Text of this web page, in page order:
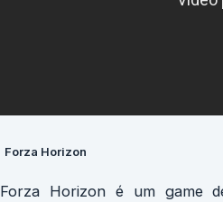
Forza Horizon
Forza Horizon é um game